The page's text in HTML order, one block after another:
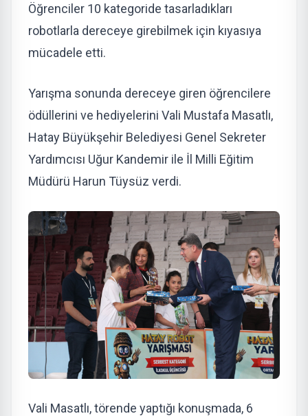
Öğrenciler 10 kategoride tasarladıkları
robotlarla dereceye girebilmek için kıyasıya
mücadele etti.
Yarışma sonunda dereceye giren öğrencilere
ödüllerini ve hediyelerini Vali Mustafa Masatlı,
Hatay Büyükşehir Belediyesi Genel Sekreter
Yardımcısı Uğur Kandemir ile İl Milli Eğitim
Müdürü Harun Tüysüz verdi.
Vali Masatlı, törende yaptığı konuşmada, 6